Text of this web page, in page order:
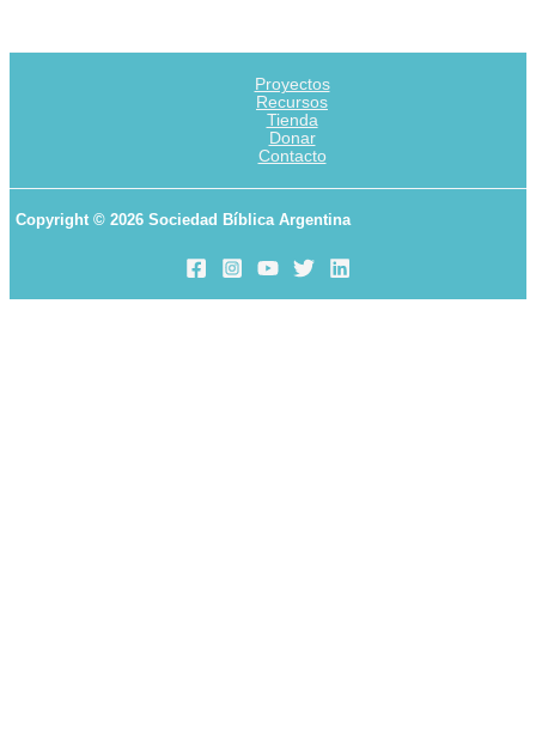
Proyectos
Recursos
Tienda
Donar
Contacto
Copyright © 2026 Sociedad Bíblica Argentina